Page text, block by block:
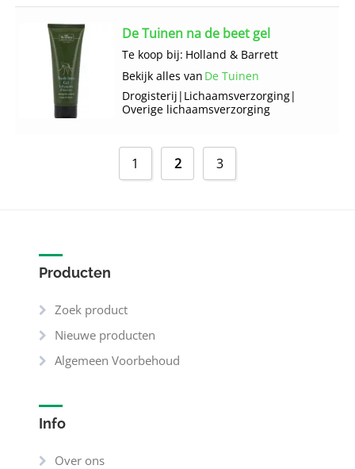
De Tuinen na de beet gel
Te koop bij: Holland & Barrett
Bekijk alles van De Tuinen
Drogisterij | Lichaams­verzorging|
Overige lichaams­verzorging
1 2 3
Producten
Zoek product
Nieuwe producten
Algemeen Voorbehoud
Info
Over ons